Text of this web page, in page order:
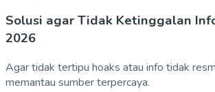
Solusi agar Tidak Ketinggalan
2026
Agar tidak tertipu hoaks atau info tidak
memantau sumber terpercaya.